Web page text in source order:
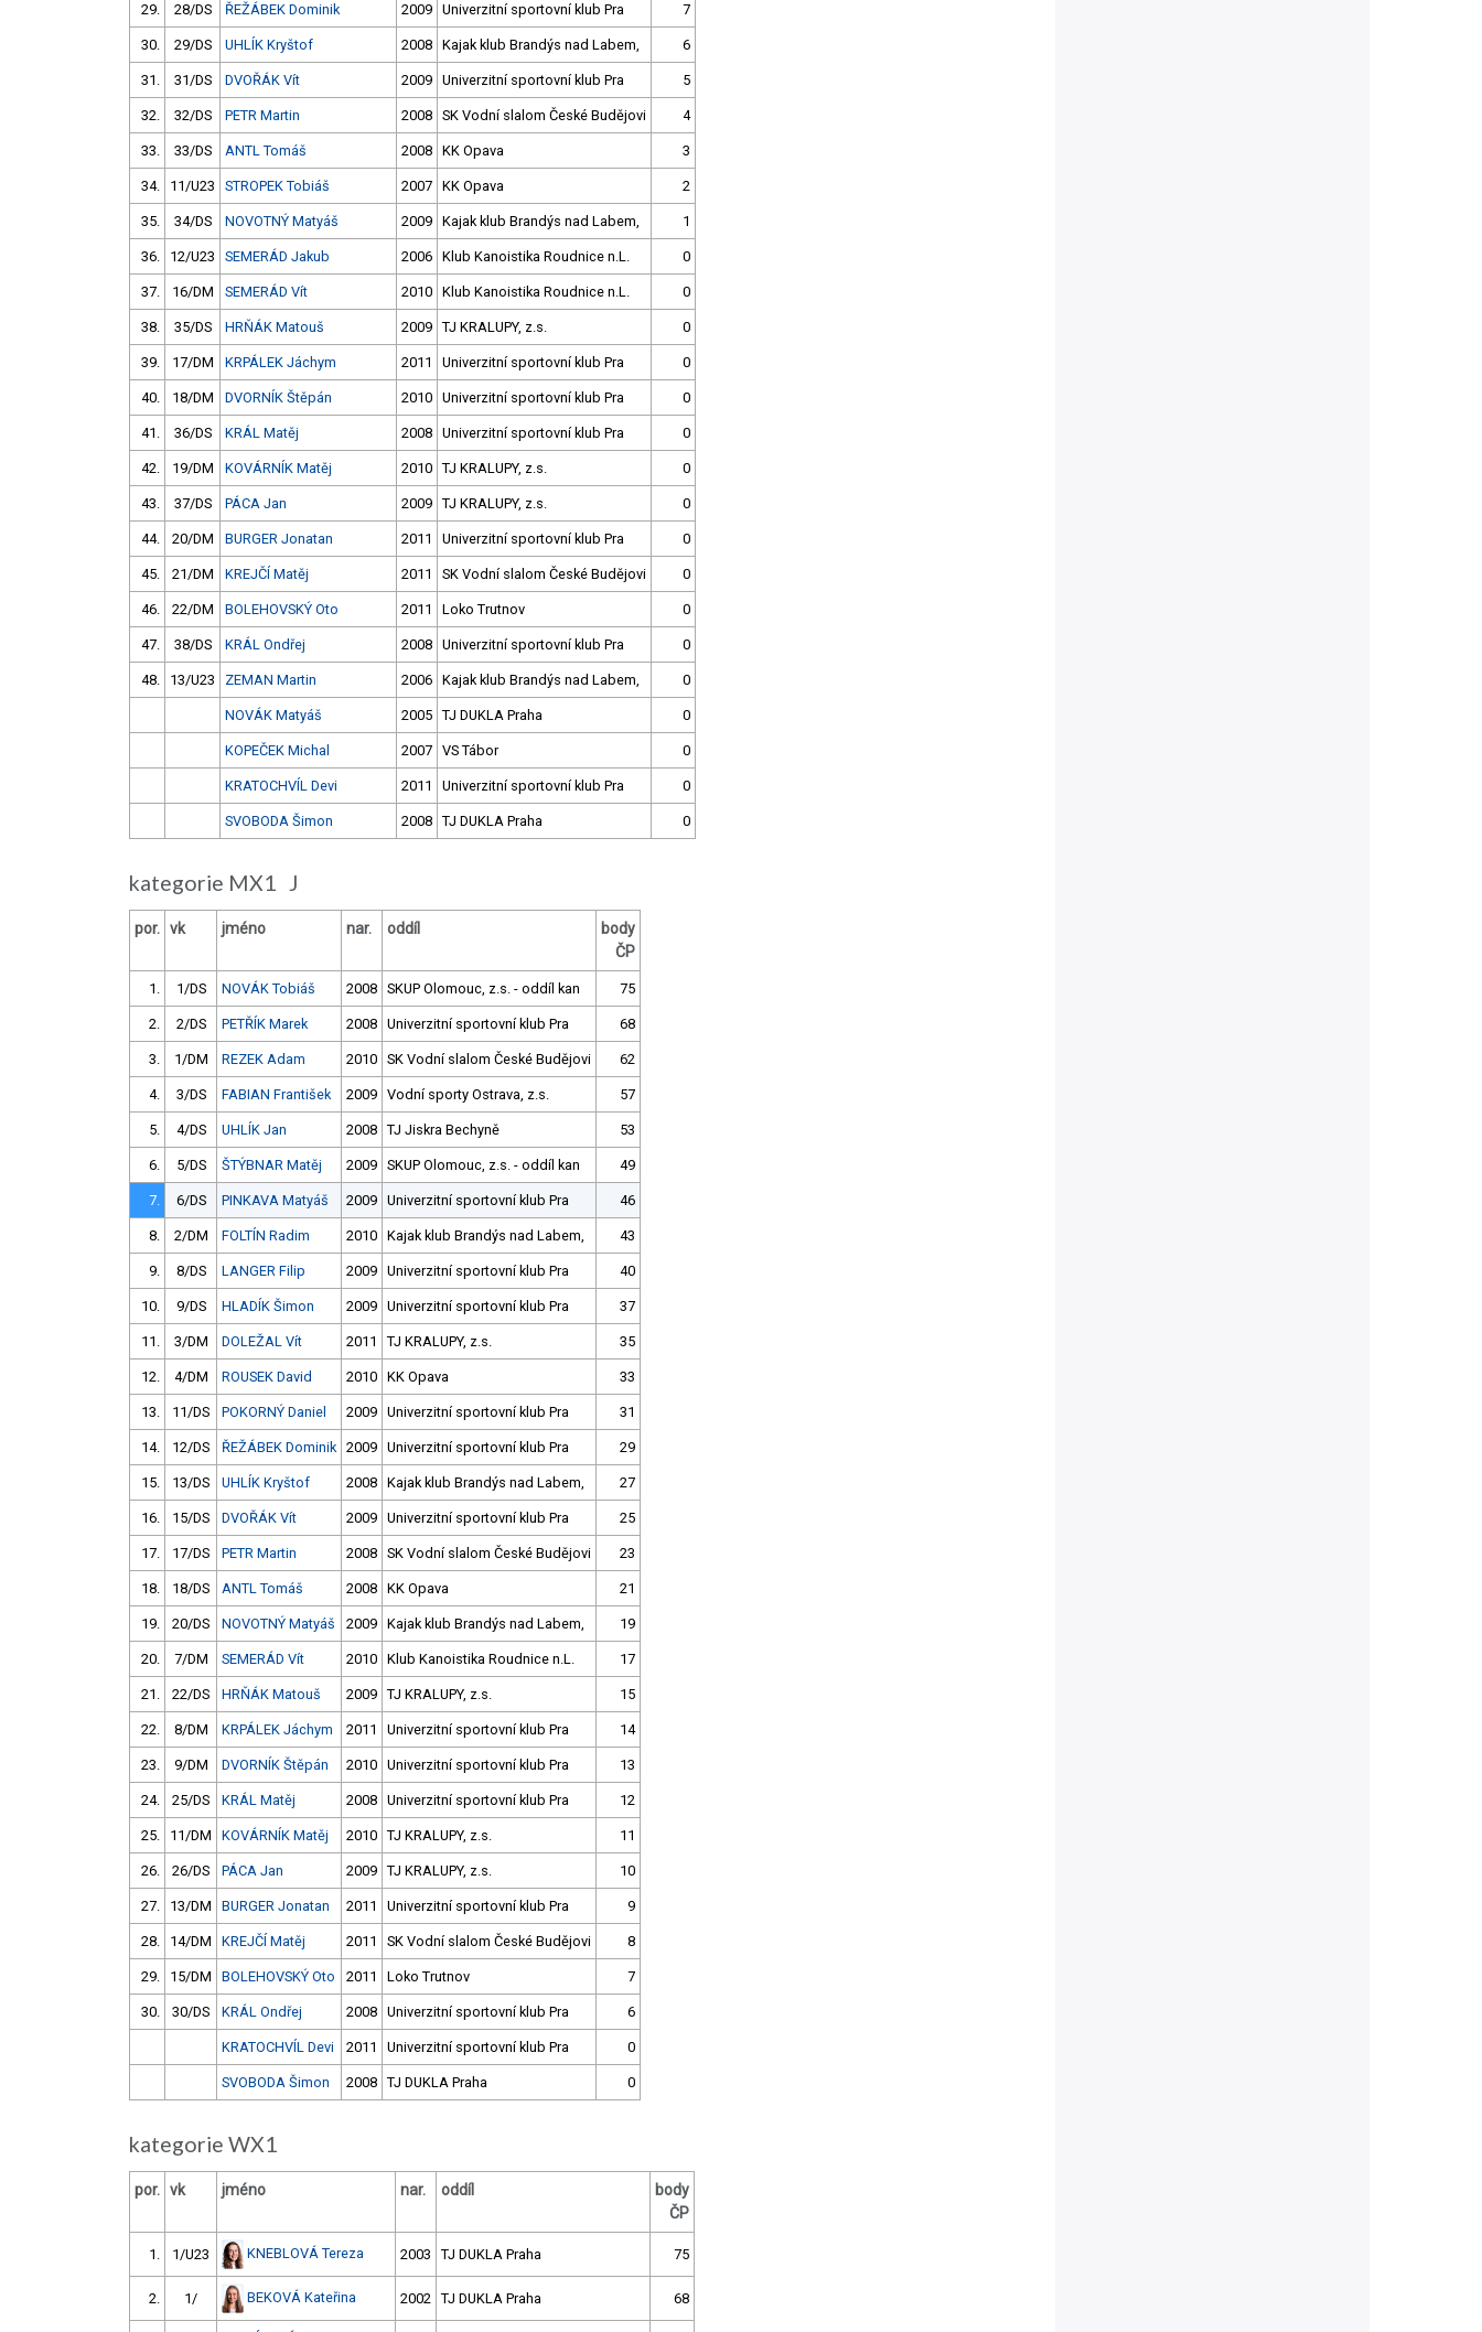
29. 28/DS ŘEŽÁBEK Dominik 2009 Univerzitní sportovní klub Pra 7
30. 29/DS UHLÍK Kryštof 2008 Kajak klub Brandýs nad Labem, 6
31. 31/DS DVOŘÁK Vít 2009 Univerzitní sportovní klub Pra 5
32. 32/DS PETR Martin 2008 SK Vodní slalom České Budějovi 4
33. 33/DS ANTL Tomáš 2008 KK Opava 3
34. 11/U23 STROPEK Tobiáš 2007 KK Opava 2
35. 34/DS NOVOTNÝ Matyáš 2009 Kajak klub Brandýs nad Labem, 1
36. 12/U23 SEMERÁD Jakub 2006 Klub Kanoistika Roudnice n.L. 0
37. 16/DM SEMERÁD Vít 2010 Klub Kanoistika Roudnice n.L. 0
38. 35/DS HRŇÁK Matouš 2009 TJ KRALUPY, z.s. 0
39. 17/DM KRPÁLEK Jáchym 2011 Univerzitní sportovní klub Pra 0
40. 18/DM DVORNÍK Štěpán 2010 Univerzitní sportovní klub Pra 0
41. 36/DS KRÁL Matěj 2008 Univerzitní sportovní klub Pra 0
42. 19/DM KOVÁRNÍK Matěj 2010 TJ KRALUPY, z.s. 0
43. 37/DS PÁCA Jan 2009 TJ KRALUPY, z.s. 0
44. 20/DM BURGER Jonatan 2011 Univerzitní sportovní klub Pra 0
45. 21/DM KREJČÍ Matěj 2011 SK Vodní slalom České Budějovi 0
46. 22/DM BOLEHOVSKÝ Oto 2011 Loko Trutnov 0
47. 38/DS KRÁL Ondřej 2008 Univerzitní sportovní klub Pra 0
48. 13/U23 ZEMAN Martin 2006 Kajak klub Brandýs nad Labem, 0
NOVÁK Matyáš 2005 TJ DUKLA Praha 0
KOPEČEK Michal 2007 VS Tábor 0
KRATOCHVÍL Devi 2011 Univerzitní sportovní klub Pra 0
SVOBODA Šimon 2008 TJ DUKLA Praha 0
kategorie MX1 J
por. vk jméno nar. oddíl
body
ČP
1. 1/DS NOVÁK Tobiáš 2008 SKUP Olomouc, z.s. - oddíl kan 75
2. 2/DS PETŘÍK Marek 2008 Univerzitní sportovní klub Pra 68
3. 1/DM REZEK Adam 2010 SK Vodní slalom České Budějovi 62
4. 3/DS FABIAN František 2009 Vodní sporty Ostrava, z.s. 57
5. 4/DS UHLÍK Jan 2008 TJ Jiskra Bechyně 53
6. 5/DS ŠTÝBNAR Matěj 2009 SKUP Olomouc, z.s. - oddíl kan 49
7. 6/DS PINKAVA Matyáš 2009 Univerzitní sportovní klub Pra 46
8. 2/DM FOLTÍN Radim 2010 Kajak klub Brandýs nad Labem, 43
9. 8/DS LANGER Filip 2009 Univerzitní sportovní klub Pra 40
10. 9/DS HLADÍK Šimon 2009 Univerzitní sportovní klub Pra 37
11. 3/DM DOLEŽAL Vít 2011 TJ KRALUPY, z.s. 35
12. 4/DM ROUSEK David 2010 KK Opava 33
13. 11/DS POKORNÝ Daniel 2009 Univerzitní sportovní klub Pra 31
14. 12/DS ŘEŽÁBEK Dominik 2009 Univerzitní sportovní klub Pra 29
15. 13/DS UHLÍK Kryštof 2008 Kajak klub Brandýs nad Labem, 27
16. 15/DS DVOŘÁK Vít 2009 Univerzitní sportovní klub Pra 25
17. 17/DS PETR Martin 2008 SK Vodní slalom České Budějovi 23
18. 18/DS ANTL Tomáš 2008 KK Opava 21
19. 20/DS NOVOTNÝ Matyáš 2009 Kajak klub Brandýs nad Labem, 19
20. 7/DM SEMERÁD Vít 2010 Klub Kanoistika Roudnice n.L. 17
21. 22/DS HRŇÁK Matouš 2009 TJ KRALUPY, z.s. 15
22. 8/DM KRPÁLEK Jáchym 2011 Univerzitní sportovní klub Pra 14
23. 9/DM DVORNÍK Štěpán 2010 Univerzitní sportovní klub Pra 13
24. 25/DS KRÁL Matěj 2008 Univerzitní sportovní klub Pra 12
25. 11/DM KOVÁRNÍK Matěj 2010 TJ KRALUPY, z.s. 11
26. 26/DS PÁCA Jan 2009 TJ KRALUPY, z.s. 10
27. 13/DM BURGER Jonatan 2011 Univerzitní sportovní klub Pra 9
28. 14/DM KREJČÍ Matěj 2011 SK Vodní slalom České Budějovi 8
29. 15/DM BOLEHOVSKÝ Oto 2011 Loko Trutnov 7
30. 30/DS KRÁL Ondřej 2008 Univerzitní sportovní klub Pra 6
KRATOCHVÍL Devi 2011 Univerzitní sportovní klub Pra 0
SVOBODA Šimon 2008 TJ DUKLA Praha 0
kategorie WX1
por. vk jméno nar. oddíl
body
ČP
1. 1/U23 KNEBLOVÁ Tereza 2003 TJ DUKLA Praha 75
2. 1/ BEKOVÁ Kateřina 2002 TJ DUKLA Praha 68